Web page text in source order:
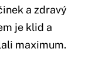
a zdravý
je klid a
maximum.